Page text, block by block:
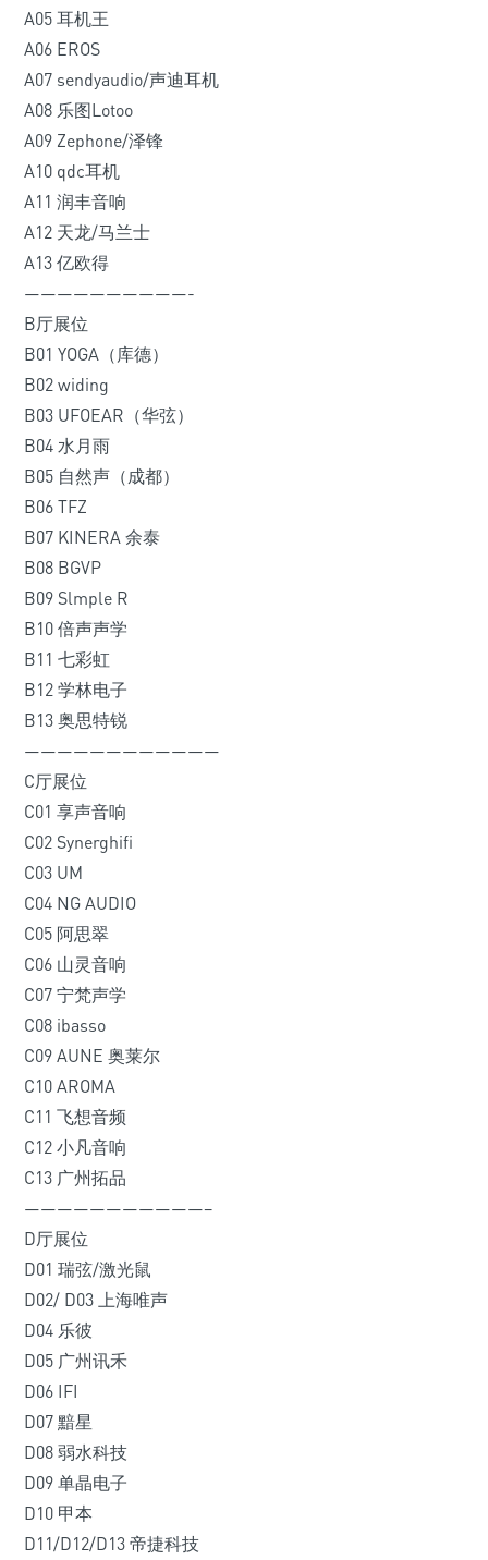
A05 耳机王
A06 EROS
A07 sendyaudio/声迪耳机
A08 乐图Lotoo
A09 Zephone/泽锋
A10 qdc耳机
A11 润丰音响
A12 天龙/马兰士
A13 亿欧得
——————————-
B厅展位
B01 YOGA（库德）
B02 widing
B03 UFOEAR（华弦）
B04 水月雨
B05 自然声（成都）
B06 TFZ
B07 KINERA 余泰
B08 BGVP
B09 Slmple R
B10 倍声声学
B11 七彩虹
B12 学林电子
B13 奥思特锐
————————————
C厅展位
C01 享声音响
C02 Synerghifi
C03 UM
C04 NG AUDIO
C05 阿思翠
C06 山灵音响
C07 宁梵声学
C08 ibasso
C09 AUNE 奥莱尔
C10 AROMA
C11 飞想音频
C12 小凡音响
C13 广州拓品
———————————–
D厅展位
D01 瑞弦/激光鼠
D02/ D03 上海唯声
D04 乐彼
D05 广州讯禾
D06 IFI
D07 黯星
D08 弱水科技
D09 单晶电子
D10 甲本
D11/D12/D13 帝捷科技